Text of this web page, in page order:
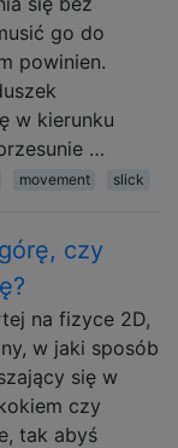
go do
powinien.
w kierunku
…
movement slick
czy
na fizyce 2D,
w jaki sposób
się w
czy
tak abyś